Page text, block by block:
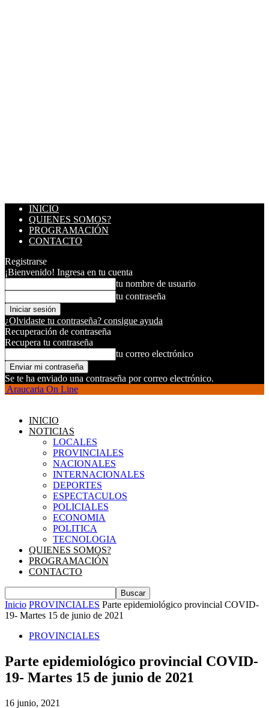
INICIO
QUIENES SOMOS?
PROGRAMACIÓN
CONTACTO
Registrarse
¡Bienvenido! Ingresa en tu cuenta
tu nombre de usuario
tu contraseña
¿Olvidaste tu contraseña? consigue ayuda
Recuperación de contraseña
Recupera tu contraseña
tu correo electrónico
Se te ha enviado una contraseña por correo electrónico.
Araucaria On Line
INICIO
NOTICIAS
LOCALES
PROVINCIALES
NACIONALES
INTERNACIONALES
DEPORTES
ESPECTACULOS
POLICIALES
ECONOMIA
POLITICA
TECNOLOGIA
QUIENES SOMOS?
PROGRAMACIÓN
CONTACTO
Inicio PROVINCIALES Parte epidemiológico provincial COVID-
19- Martes 15 de junio de 2021
PROVINCIALES
Parte epidemiológico provincial COVID-
19- Martes 15 de junio de 2021
16 junio, 2021